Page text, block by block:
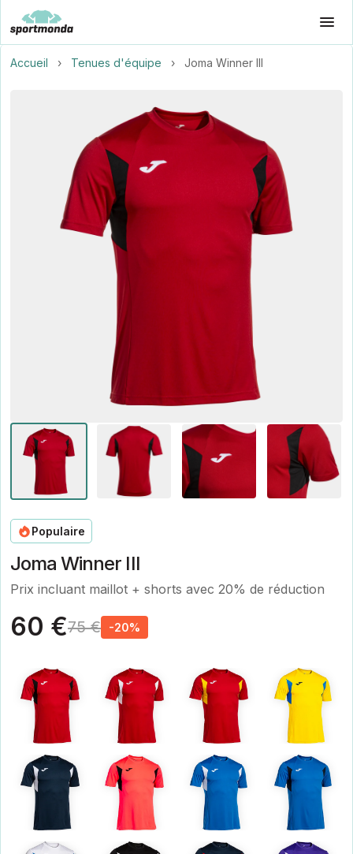
Accueil › Tenues d'équipe › Joma Winner III
Populaire
Joma Winner III
Prix incluant maillot + shorts avec 20% de réduction
60 €75 € -20%